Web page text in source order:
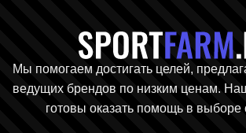
Мы помогаем достигать целей,
ведущих брендов по низким ценам.
готовы оказать помощь в выборе